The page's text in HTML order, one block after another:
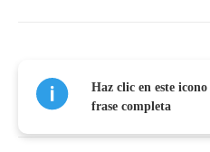
Sung
Haz clic en este
frase completa